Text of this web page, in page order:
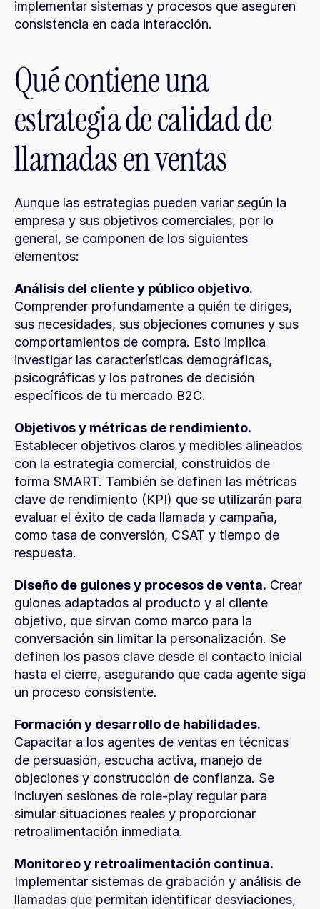
implementar sistemas y procesos que aseguren
consistencia en cada interacción.
Qué contiene una
estrategia de calidad de
llamadas en ventas
Aunque las estrategias pueden variar según la
empresa y sus objetivos comerciales, por lo
general, se componen de los siguientes
elementos:
Análisis del cliente y público objetivo.
Comprender profundamente a quién te diriges,
sus necesidades, sus objeciones comunes y sus
comportamientos de compra. Esto implica
investigar las características demográficas,
psicográficas y los patrones de decisión
específicos de tu mercado B2C.
Objetivos y métricas de rendimiento.
Establecer objetivos claros y medibles alineados
con la estrategia comercial, construidos de
forma SMART. También se definen las métricas
clave de rendimiento (KPI) que se utilizarán para
evaluar el éxito de cada llamada y campaña,
como tasa de conversión, CSAT y tiempo de
respuesta.
Diseño de guiones y procesos de venta. Crear
guiones adaptados al producto y al cliente
objetivo, que sirvan como marco para la
conversación sin limitar la personalización. Se
definen los pasos clave desde el contacto inicial
hasta el cierre, asegurando que cada agente siga
un proceso consistente.
Formación y desarrollo de habilidades.
Capacitar a los agentes de ventas en técnicas
de persuasión, escucha activa, manejo de
objeciones y construcción de confianza. Se
incluyen sesiones de role-play regular para
simular situaciones reales y proporcionar
retroalimentación inmediata.
Monitoreo y retroalimentación continua.
Implementar sistemas de grabación y análisis de
llamadas que permitan identificar desviaciones,